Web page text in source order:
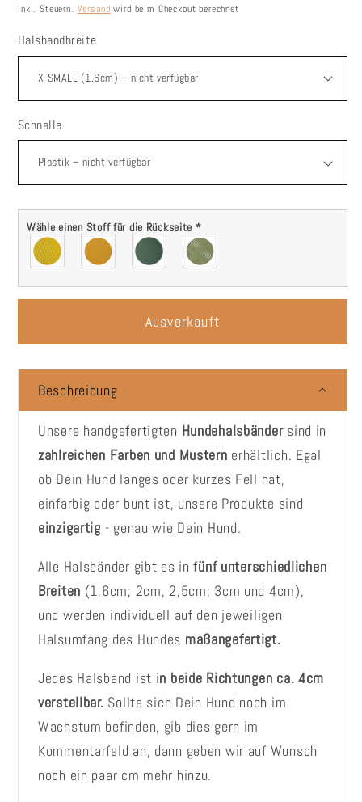
Preis
Inkl. Steuern. Versand wird beim Checkout berechnet
Halsbandbreite
Schnalle
Wähle einen Stoff für die Rückseite *
Ausverkauft
Beschreibung
Unsere handgefertigten Hundehalsbändersind in
zahlreichen Farben und Mustern erhältlich. Egal
ob Dein Hund langes oder kurzes Fell hat,
einfarbig oder bunt ist, unsere Produkte sind
einzigartig - genau wie Dein Hund.
Alle Halsbänder gibt es in fünf unterschiedlichen
Breiten (1,6cm; 2cm, 2,5cm; 3cm und 4cm),
und werden individuell auf den jeweiligen
Halsumfang des Hundes maßangefertigt.
Jedes Halsband ist in beide Richtungen ca. 4cm
verstellbar. Sollte sich Dein Hund noch im
Wachstum befinden, gib dies gern im
Kommentarfeld an, dann geben wir auf Wunsch
noch ein paar cm mehr hinzu.